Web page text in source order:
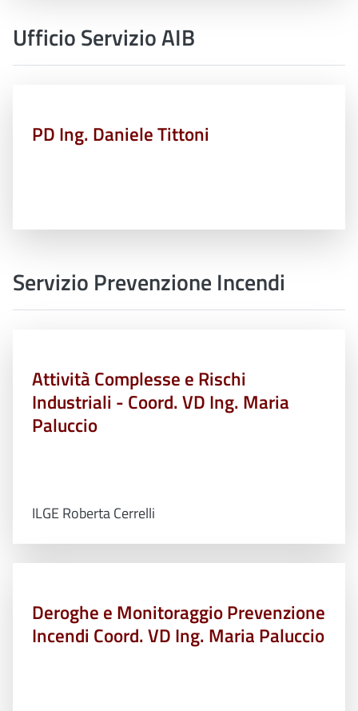
Ufficio Servizio AIB
PD Ing. Daniele Tittoni
Servizio Prevenzione Incendi
Attività Complesse e Rischi
Industriali - Coord. VD Ing. Maria
Paluccio
ILGE Roberta Cerrelli
Deroghe e Monitoraggio Prevenzione
Incendi Coord. VD Ing. Maria Paluccio